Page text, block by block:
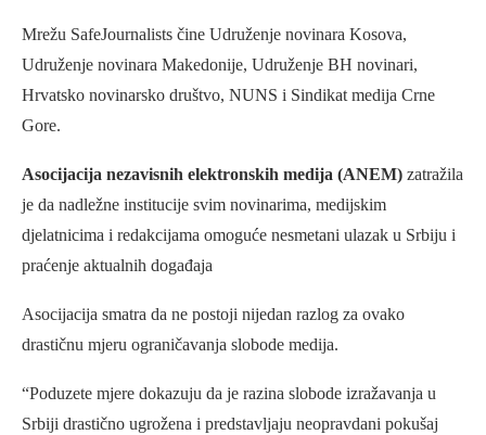
Mrežu SafeJournalists čine Udruženje novinara Kosova,
Udruženje novinara Makedonije, Udruženje BH novinari,
Hrvatsko novinarsko društvo, NUNS i Sindikat medija Crne
Gore.
Asocijacija nezavisnih elektronskih medija (ANEM) zatražila
je da nadležne institucije svim novinarima, medijskim
djelatnicima i redakcijama omoguće nesmetani ulazak u Srbiju i
praćenje aktualnih događaja
Asocijacija smatra da ne postoji nijedan razlog za ovako
drastičnu mjeru ograničavanja slobode medija.
“Poduzete mjere dokazuju da je razina slobode izražavanja u
Srbiji drastično ugrožena i predstavljaju neopravdani pokušaj